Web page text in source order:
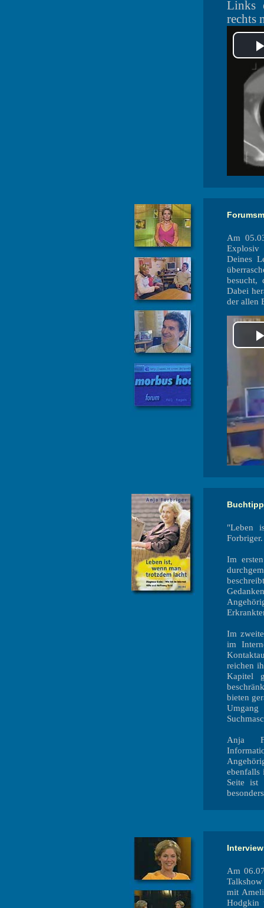
Links
rechts
Am
Explosiv
Deines
besucht,
Dabei
der allen
Buchtipp
"Leben
Forbriger.
Im
Im
im
reichen
Kapitel
bieten
Anja
ebenfalls
Seite ist
Am
mit
Hodgkin